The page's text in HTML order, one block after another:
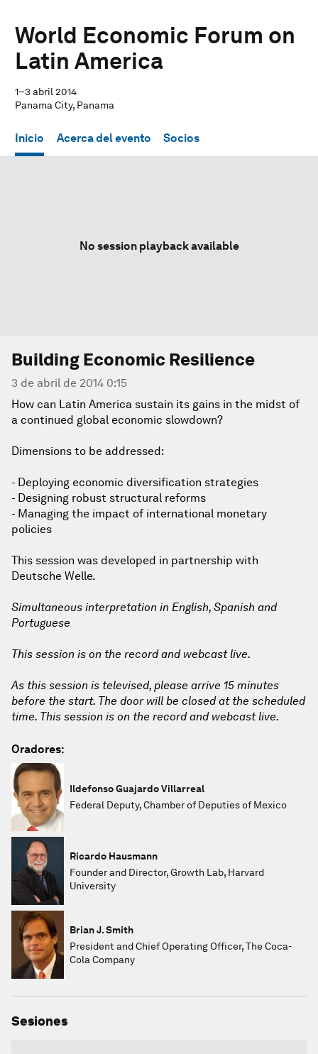
World Economic Forum on
Latin America
1–3 abril 2014
Panama City, Panama
Inicio Acerca del evento Socios
No session playback available
Building Economic Resilience
3 de abril de 2014 0:15
How can Latin America sustain its gains in the midst of
a continued global economic slowdown?
Dimensions to be addressed:
- Deploying economic diversification strategies
- Designing robust structural reforms
- Managing the impact of international monetary
policies
This session was developed in partnership with
Deutsche Welle.
Simultaneous interpretation in English, Spanish and
Portuguese
This session is on the record and webcast live.
As this session is televised, please arrive 15 minutes
before the start. The door will be closed at the scheduled
time. This session is on the record and webcast live.
Oradores:
Ildefonso Guajardo Villarreal
Federal Deputy, Chamber of Deputies of Mexico
Ricardo Hausmann
Founder and Director, Growth Lab, Harvard
University
Brian J. Smith
President and Chief Operating Officer, The Coca-
Cola Company
Sesiones